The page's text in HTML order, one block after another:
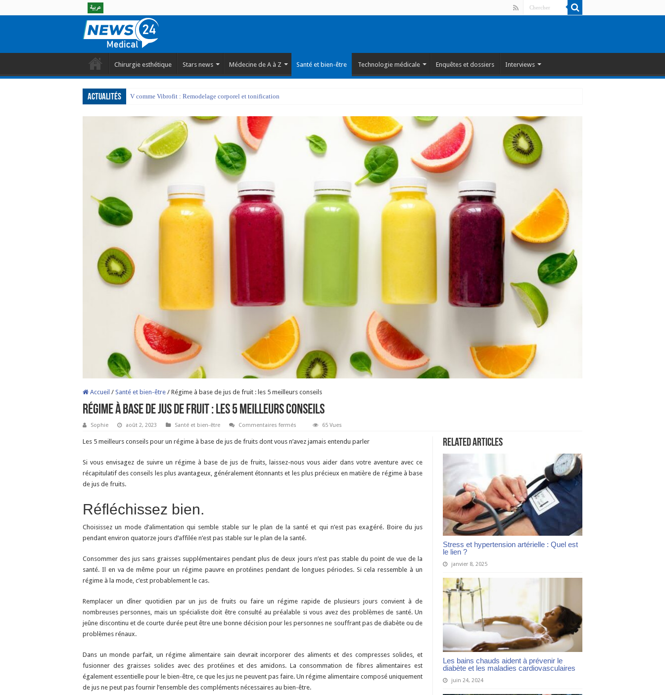
Chirurgie esthétique Stars news Médecine de A à Z Santé et bien-être Technologie médicale Enquêtes et dossiers Interviews
Actualités V comme Vibrofit : Remodelage corporel et tonification
Accueil / Santé et bien-être / Régime à base de jus de fruit : les 5 meilleurs conseils
Régime à base de jus de fruit : les 5 meilleurs conseils
Sophie août 2, 2023 Santé et bien-être Commentaires fermés
base
de
fruit
:
65 Vues
Related Articles
Stress et hypertension artérielle : Quel est
le lien ?
janvier 8, 2025
Les bains chauds aident à prévenir le
diabète et les maladies cardiovasculaires
juin 24, 2024
Les 5 meilleurs conseils pour un régime à base de jus de fruits dont vous n’avez jamais entendu parler
Si vous envisagez de suivre un régime à base de jus de fruits, laissez-nous vous aider dans votre aventure avec ce
récapitulatif des conseils les plus avantageux, généralement étonnants et les plus précieux en matière de régime à base
de jus de fruits.
Réfléchissez bien.
Choisissez un mode d’alimentation qui semble stable sur le plan de la santé et qui n’est pas exagéré. Boire du jus
pendant environ quatorze jours d’affilée n’est pas stable sur le plan de la santé.
Consommer des jus sans graisses supplémentaires pendant plus de deux jours n’est pas stable du point de vue de la
santé. Il en va de même pour un régime pauvre en protéines pendant de longues périodes. Si cela ressemble à un
régime à la mode, c’est probablement le cas.
Remplacer un dîner quotidien par un jus de fruits ou faire un régime rapide de plusieurs jours convient à de
nombreuses personnes, mais un spécialiste doit être consulté au préalable si vous avez des problèmes de santé. Un
jeûne discontinu et de courte durée peut être une bonne décision pour les personnes ne souffrant pas de diabète ou de
problèmes rénaux.
Dans un monde parfait, un régime alimentaire sain devrait incorporer des aliments et des compresses solides, et
fusionner des graisses solides avec des protéines et des amidons. La consommation de fibres alimentaires est
également essentielle pour le bien-être, ce que les jus ne peuvent pas faire. Un régime alimentaire composé uniquement
de jus ne peut pas fournir l’ensemble des compléments nécessaires au bien-être.